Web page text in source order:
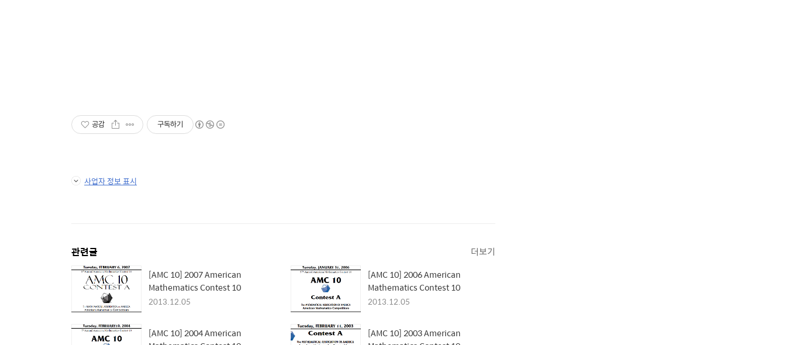
공감 구독하기
사업자 정보 표시
관련글 더보기
[AMC 10] 2007 American
Mathematics Contest 10
2013.12.05
[AMC 10] 2006 American
Mathematics Contest 10
2013.12.05
[AMC 10] 2004 American
[AMC 10] 2003 American